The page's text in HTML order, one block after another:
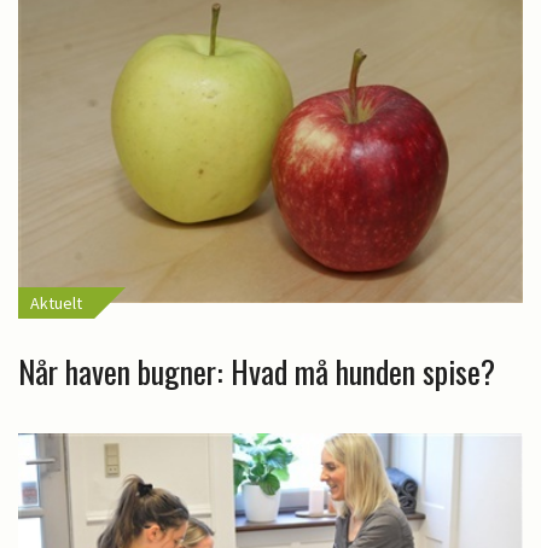
Aktuelt
Når haven bugner: Hvad må hunden spise?